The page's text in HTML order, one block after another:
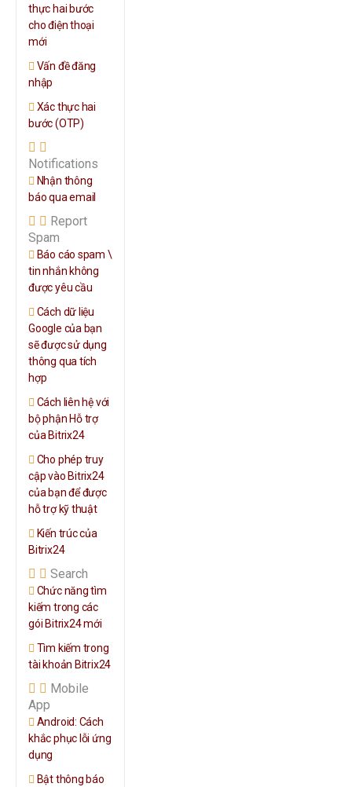
thực hai bước
cho điện thoại
mới
Vấn đề đăng
nhập
Xác thực hai
bước (OTP)
Notifications
Nhận thông
báo qua email
Report
Spam
Báo cáo spam \
tin nhắn không
được yêu cầu
Cách dữ liệu
Google của bạn
sẽ được sử dụng
thông qua tích
hợp
Cách liên hệ với
bộ phận Hỗ trợ
của Bitrix24
Cho phép truy
cập vào Bitrix24
của bạn để được
hỗ trợ kỹ thuật
Kiến trúc của
Bitrix24
Search
Chức năng tìm
kiếm trong các
gói Bitrix24 mới
Tìm kiếm trong
tài khoản Bitrix24
Mobile
App
Android: Cách
khắc phục lỗi ứng
dụng
Bật thông báo